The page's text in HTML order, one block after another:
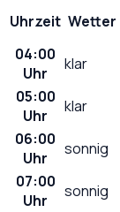
Uhrzeit Wetter
04:00
Uhr
klar
05:00
Uhr
klar
06:00
Uhr
sonnig
07:00
Uhr
sonnig